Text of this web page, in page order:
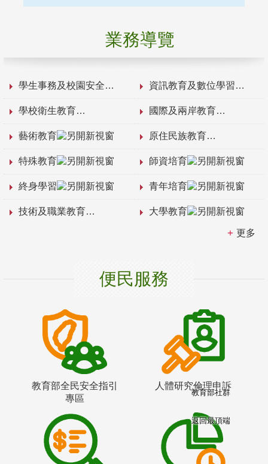
業務導覽
學生事務及校園安全 資訊教育及數位學習
學校衛生教育 國際及兩岸教育
藝術教育 原住民族教育
特殊教育 師資培育
終身學習 青年培育
技術及職業教育 大學教育
更多
便民服務
教育部全民安全指引
專區
人體研究倫理申訴
教育部社群
返回最頂端